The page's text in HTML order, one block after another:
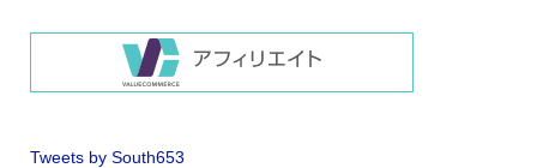
Tweets by South653